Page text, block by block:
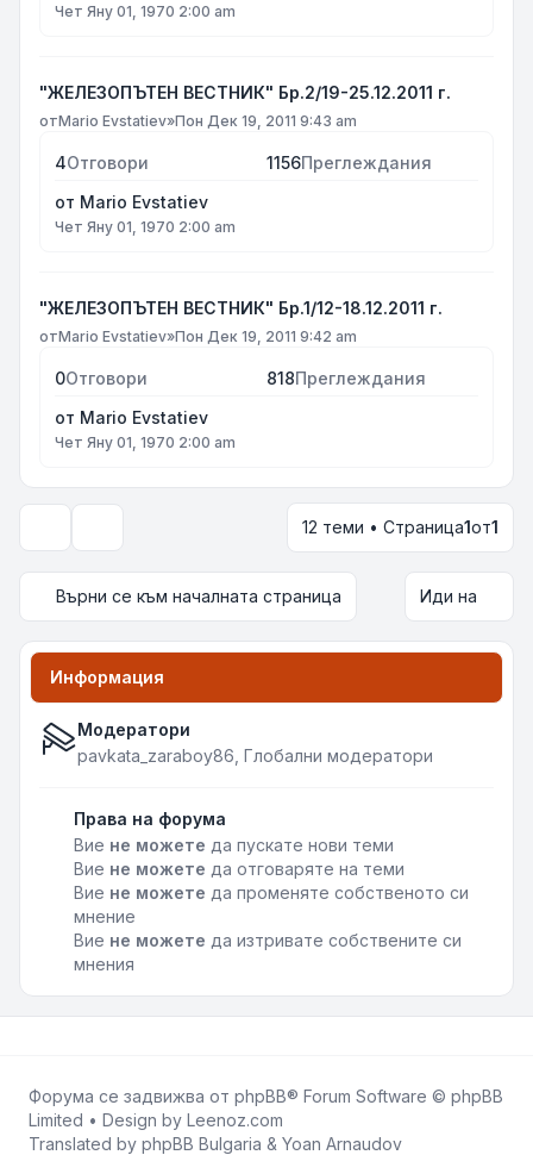
Чет Яну 01, 1970 2:00 am
"ЖЕЛЕЗОПЪТЕН ВЕСТНИК" Бр.2/19-25.12.2011 г.
отMario Evstatiev»Пон Дек 19, 2011 9:43 am
4Отговори 1156Преглеждания
от Mario Evstatiev
Чет Яну 01, 1970 2:00 am
"ЖЕЛЕЗОПЪТЕН ВЕСТНИК" Бр.1/12-18.12.2011 г.
отMario Evstatiev»Пон Дек 19, 2011 9:42 am
0Отговори 818Преглеждания
от Mario Evstatiev
Чет Яну 01, 1970 2:00 am
Опции за показване и сортиране12 теми • Страница1от1
Върни се към началната страница Иди на
Информация
Модератори
pavkata_zaraboy86 Глобални модератори
Права на форума
Вие не можете да пускате нови теми
Вие не можете да отговаряте на теми
Вие не можете да променяте собственото си
мнение
Вие не можете да изтривате собствените си
мнения
Форума се задвижва от phpBB® Forum Software © phpBB
Limited • Design by Leenoz.com
Translated by phpBB Bulgaria & Yoan Arnaudov